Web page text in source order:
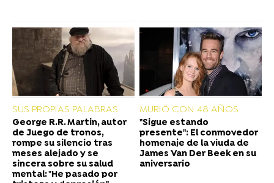
SUS PROPIAS PALABRAS
George R.R. Martin, autor
de Juego de tronos,
rompe su silencio tras
meses alejado y se
sincera sobre su salud
mental: "He pasado por
MURIÓ CON 48 AÑOS
"Sigue estando
presente": El conmovedor
homenaje de la viuda de
James Van Der Beek en su
aniversario